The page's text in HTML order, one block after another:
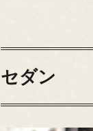
セダン